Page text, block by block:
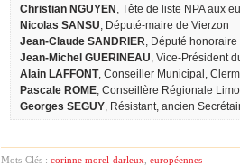
Christian NGUYEN , Tête de liste NPA aux
Nicolas SANSU, Député-maire de Vierzon
Jean-Claude SANDRIER, Député
Jean-Michel GUERINEAU, Vice-Président
Alain LAFFONT, Conseiller Municipal,
Pascale ROME, Conseillère Régionale
Georges SEGUY, Résistant, ancien
Mots-Clés : corinne morel-darleux européennes